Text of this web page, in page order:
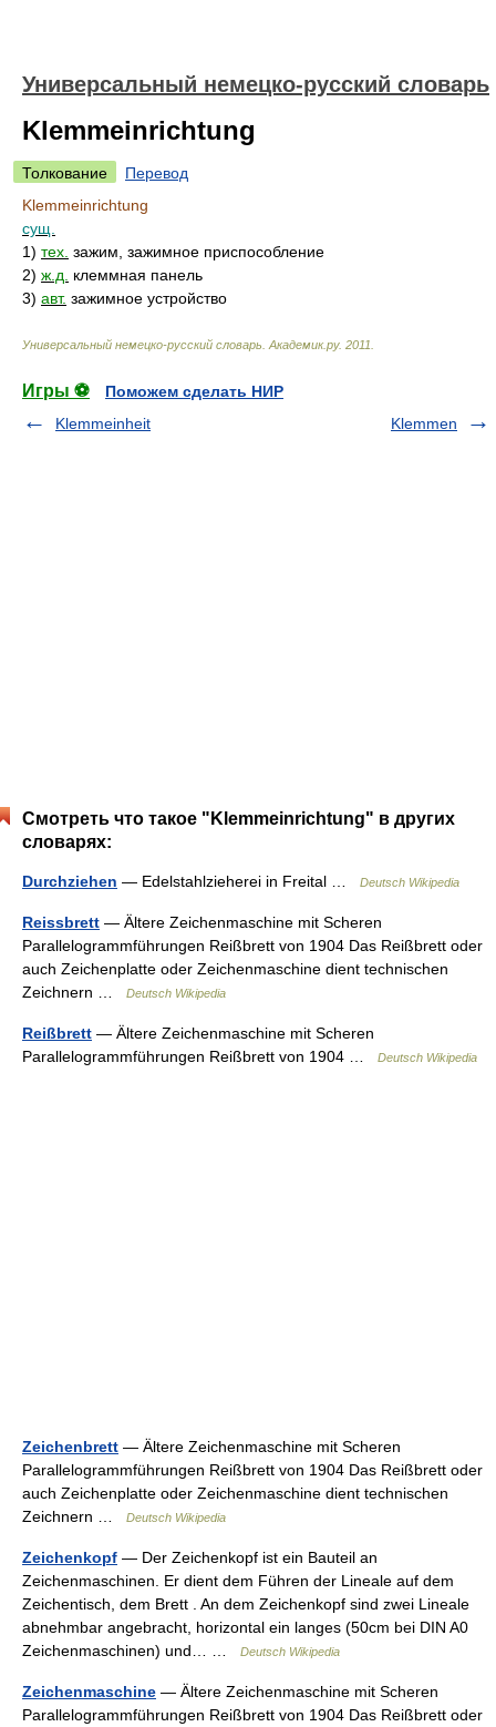
Универсальный немецко-русский словарь
Klemmeinrichtung
Толкование
Перевод
Klemmeinrichtung
сущ.
1) тех. зажим, зажимное приспособление
2) ж.д.
клеммная панель
3) авт. зажимное устройство
Универсальный немецко-русский словарь Академик.ру. 2011
Игры ⚽
Поможем сделать НИР
Klemmeinheit
Klemmen
Смотреть что такое "Klemmeinrichtung" в других
словарях:
Durchziehen — Edelstahlzieherei in Freital … Deutsch Wikipedia
Reissbrett — Ältere Zeichenmaschine mit Scheren
Parallelogrammführungen Reißbrett von 1904 Das Reißbrett oder
auch Zeichenplatte oder Zeichenmaschine dient technischen
Zeichnern …
Deutsch Wikipedia
Reißbrett — Ältere Zeichenmaschine mit Scheren
Parallelogrammführungen Reißbrett von 1904 …
Deutsch Wikipedia
Zeichenbrett — Ältere Zeichenmaschine mit Scheren
Parallelogrammführungen Reißbrett von 1904 Das Reißbrett oder
auch Zeichenplatte oder Zeichenmaschine dient technischen
Zeichnern …
Deutsch Wikipedia
Zeichenkopf — Der Zeichenkopf ist ein Bauteil an
Zeichenmaschinen. Er dient dem Führen der Lineale auf dem
Zeichentisch, dem Brett . An dem Zeichenkopf sind zwei Lineale
abnehmbar angebracht, horizontal ein langes (50cm bei DIN A0
Zeichenmaschinen) und… …
Deutsch Wikipedia
Zeichenmaschine — Ältere Zeichenmaschine mit Scheren
Parallelogrammführungen Reißbrett von 1904 Das Reißbrett oder